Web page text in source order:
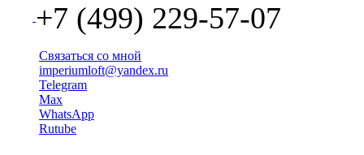
+7 (499) 229-57-07
Связаться со мной
imperiumloft@yandex.ru
Telegram
Max
WhatsApp
Rutube